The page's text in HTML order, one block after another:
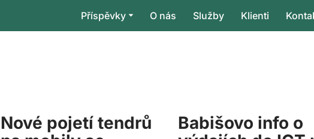
Příspěvky O nás Služby Klienti
Nové pojetí tendrů
Babišovo info o